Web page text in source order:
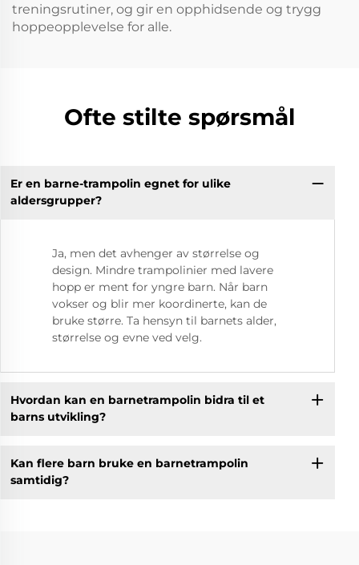
treningsrutiner, og gir en opphidsende og trygg
hoppeopplevelse for alle.
Ofte stilte spørsmål
Er en barne-trampolin egnet for ulike
aldersgrupper?
Ja, men det avhenger av størrelse og
design. Mindre trampolinier med lavere
hopp er ment for yngre barn. Når barn
vokser og blir mer koordinerte, kan de
bruke større. Ta hensyn til barnets alder,
størrelse og evne ved velg.
Hvordan kan en barnetrampolin bidra til et
barns utvikling?
Kan flere barn bruke en barnetrampolin
samtidig?